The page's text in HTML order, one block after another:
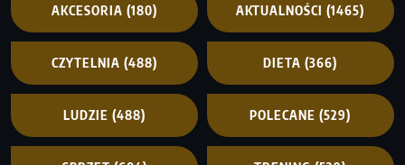
AKCESORIA (180) AKTUALNOŚCI (1465)
CZYTELNIA (488) DIETA (366)
LUDZIE (488) POLECANE (529)